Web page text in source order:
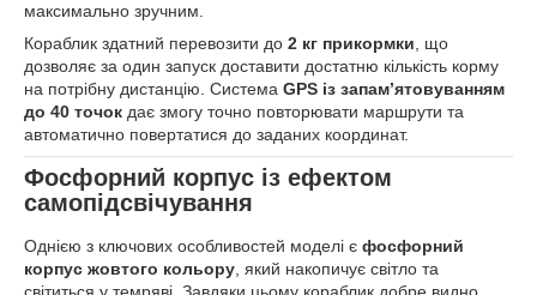
максимально зручним.
Кораблик здатний перевозити до 2 кг прикормки , що
дозволяє за один запуск доставити достатню кількість корму
на потрібну дистанцію. Система GPS із запам’ятовуванням
до 40 точок дає змогу точно повторювати маршрути та
автоматично повертатися до заданих координат.
Фосфорний корпус із ефектом
самопідсвічування
Однією з ключових особливостей моделі є фосфорний
корпус жовтого кольору , який накопичує світло та
світиться у темряві. Завдяки цьому кораблик добре видно